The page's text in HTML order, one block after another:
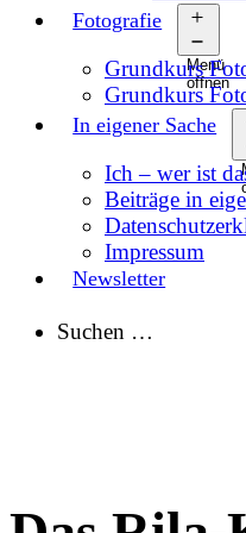
Fotografie
Menü
öffnen
Grundkurs
Grundkurs
In eigener Sache
Ich – wer ist
Beiträge in
Impressum
Newsletter
Suchen …